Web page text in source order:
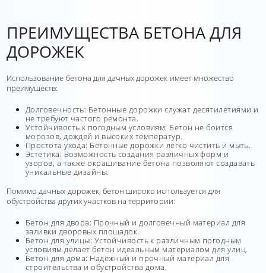
ПРЕИМУЩЕСТВА БЕТОНА ДЛЯ
ДОРОЖЕК
Использование бетона для дачных дорожек имеет множество
преимуществ:
Долговечность: Бетонные дорожки служат десятилетиями и
не требуют частого ремонта.
Устойчивость к погодным условиям: Бетон не боится
морозов, дождей и высоких температур.
Простота ухода: Бетонные дорожки легко чистить и мыть.
Эстетика: Возможность создания различных форм и
узоров, а также окрашивание бетона позволяют создавать
уникальные дизайны.
Помимо дачных дорожек, бетон широко используется для
обустройства других участков на территории:
Бетон для двора: Прочный и долговечный материал для
заливки дворовых площадок.
Бетон для улицы: Устойчивость к различным погодным
условиям делает бетон идеальным материалом для улиц.
Бетон для дома: Надежный и прочный материал для
строительства и обустройства дома.